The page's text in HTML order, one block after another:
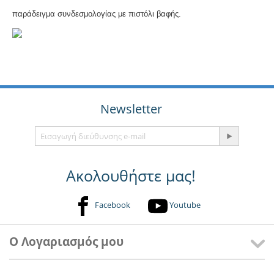
παράδειγμα συνδεσμολογίας με πιστόλι βαφής.
Newsletter
Ακολουθήστε μας!
Facebook Youtube
Ο Λογαριασμός μου